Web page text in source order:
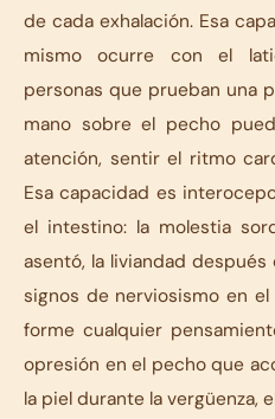
de cada exhalación. Esa
mismo ocurre con el
personas que prueban una
mano sobre el pecho
atención, sentir el ritmo
Esa capacidad es
el intestino: la molestia
asentó, la liviandad
signos de nerviosismo en
forme cualquier
opresión en el pecho que
la piel durante la vergüenza,